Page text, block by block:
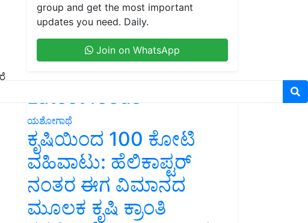
group and get the most important
updates you need. Daily.
Join on WhatsApp
Latest feeds
ಯಶೋಗಾಥೆ
ಕೃಷಿಯಿಂದ 100 ಕೋಟಿ
ವಹಿವಾಟು: ಹೆಲಿಕಾಪ್ಟರ್
ನಂತರ ಈಗ ವಿಮಾನದ
ಮೂಲಕ ಕೃಷಿ ಕ್ರಾಂತಿ